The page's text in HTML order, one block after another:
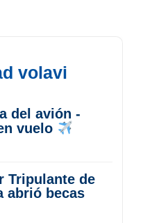
volavi
del avión -
vuelo
Tripulante de
abrió becas